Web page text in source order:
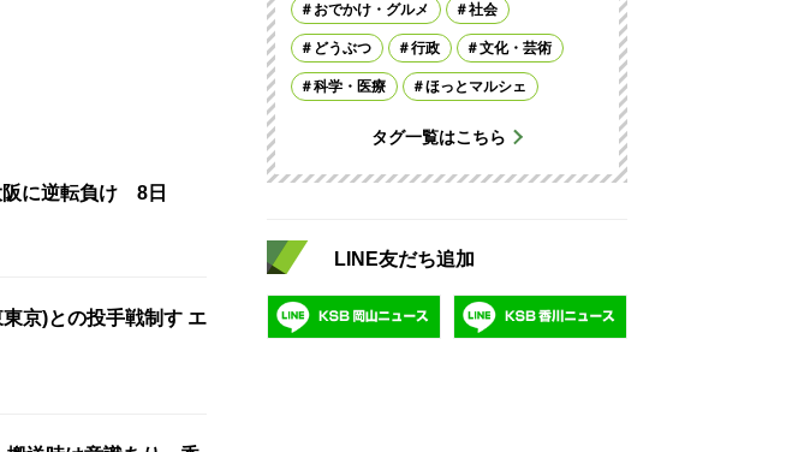
阪に逆転負け 8日
京)との投手戦制す エ
おでかけ・グルメ 社会
どうぶつ 行政 文化・芸術
科学・医療 ほっとマルシェ
タグ一覧はこちら
LINE友だち追加